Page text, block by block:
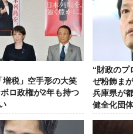
増税」空手形の大笑
ロ政権が2年も持つ
“財政のプ
ぜ粉飾ま
兵庫県が
健全化団